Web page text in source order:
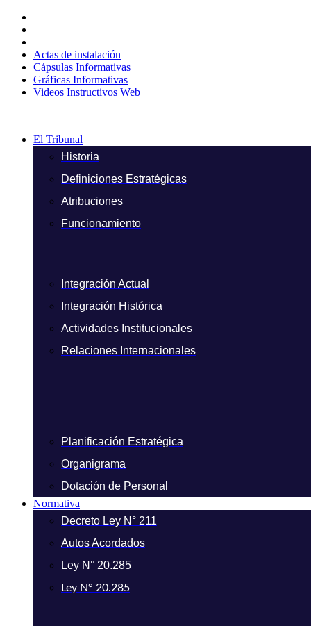
contenido
Actas de instalación
Cápsulas Informativas
Gráficas Informativas
Videos Instructivos Web
El Tribunal
Historia
Definiciones Estratégicas
Atribuciones
Funcionamiento
Integración Actual
Integración Histórica
Actividades Institucionales
Relaciones Internacionales
Planificación Estratégica
Organigrama
Dotación de Personal
Normativa
Decreto Ley N° 211
Autos Acordados
Ley N° 20.285
Ley N° 20.285